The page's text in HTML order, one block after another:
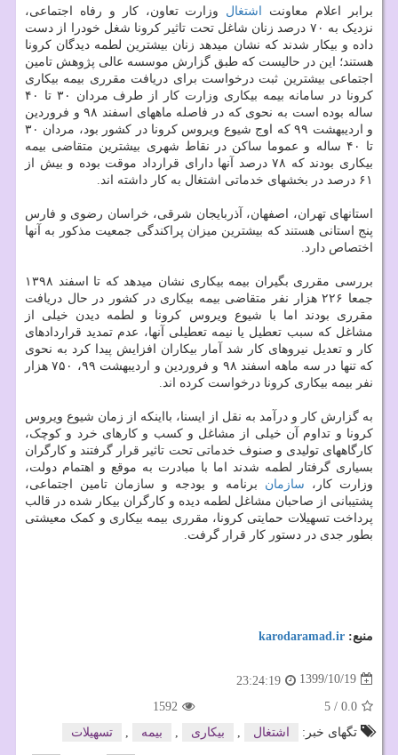
برابر اعلام معاونت اشتغال وزارت تعاون، کار و رفاه اجتماعی،
نزدیک به ۷۰ درصد زنان شاغل تحت تاثیر کرونا شغل خودرا از دست
داده و بیکار شدند که نشان میدهد زنان بیشترین لطمه دیدگان کرونا
هستند؛ این در حالیست که طبق گزارش موسسه عالی پژوهش تامین
اجتماعی بیشترین ثبت درخواست برای دریافت مقرری بیمه بیکاری
کرونا در سامانه بیمه بیکاری وزارت کار از طرف مردان ۳۰ تا ۴۰
ساله بوده است به نحوی که در فاصله ماههای اسفند ۹۸ و فروردین
و اردیبهشت ۹۹ که اوج شیوع ویروس کرونا در کشور بود، مردان ۳۰
تا ۴۰ ساله و عموما ساکن در نقاط شهری بیشترین متقاضی بیمه
بیکاری بودند که ۷۸ درصد آنها دارای قرارداد موقت بوده و بیش از
۶۱ درصد در بخشهای خدماتی اشتغال به کار داشته اند.
استانهای تهران، اصفهان، آذربایجان شرقی، خراسان رضوی و فارس
پنج استانی هستند که بیشترین میزان پراکندگی جمعیت مذکور به آنها
اختصاص دارد.
بررسی مقرری بگیران بیمه بیکاری نشان میدهد که تا اسفند ۱۳۹۸
جمعا ۲۲۶ هزار نفر متقاضی بیمه بیکاری در کشور در حال دریافت
مقرری بودند اما با شیوع ویروس کرونا و لطمه دیدن خیلی از
مشاغل که سبب تعطیل یا نیمه تعطیلی آنها، عدم تمدید قراردادهای
کار و تعدیل نیروهای کار شد آمار بیکاران افزایش پیدا کرد به نحوی
که تنها در سه ماهه اسفند ۹۸ و فروردین و اردیبهشت ۹۹، ۷۵۰ هزار
نفر بیمه بیکاری کرونا درخواست کرده اند.
به گزارش کار و درآمد به نقل از ایسنا، بااینکه از زمان شیوع ویروس
کرونا و تداوم آن خیلی از مشاغل و کسب و کارهای خرد و کوچک،
کارگاههای تولیدی و صنوف خدماتی تحت تاثیر قرار گرفتند و کارگران
بسیاری گرفتار لطمه شدند اما با مبادرت به موقع و اهتمام دولت،
وزارت کار، سازمان برنامه و بودجه و سازمان تامین اجتماعی،
پشتیبانی از صاحبان مشاغل لطمه دیده و کارگران بیکار شده در قالب
پرداخت تسهیلات حمایتی کرونا، مقرری بیمه بیکاری و کمک معیشتی
بطور جدی در دستور کار قرار گرفت.
منبع: karodaramad.ir
1399/10/19
23:24:19
0.0
/
5
1592
تگهای خبر:
اشتغال بیكاری بیمه تسهیلات